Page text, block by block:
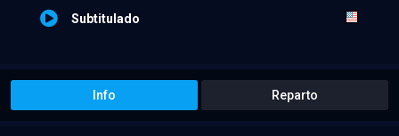
Subtitulado
Info Reparto